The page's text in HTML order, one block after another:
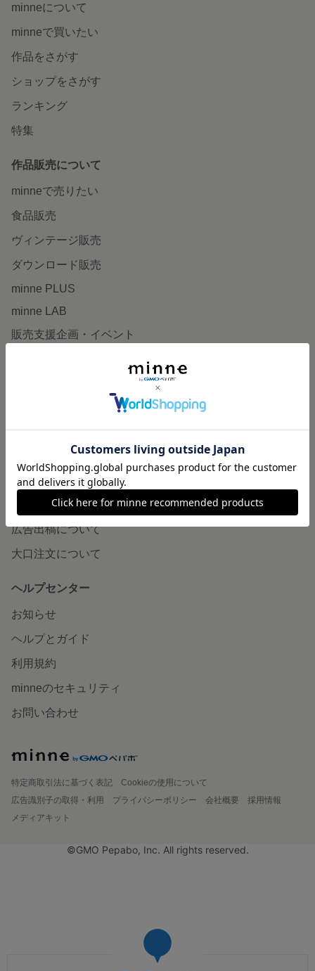
minneについて
minneで買いたい
作品をさがす
ショップをさがす
ランキング
特集
作品販売について
minneで売りたい
食品販売
ヴィンテージ販売
ダウンロード販売
minne PLUS
minne LAB
販売支援企画・イベント
minneとものづくりと
minneの本
企業の方へ
広告出稿について
大口注文について
ヘルプセンター
お知らせ
ヘルプとガイド
利用規約
minneのセキュリティ
お問い合わせ
特定商取引法に基づく表記
Cookieの使用について
広告識別子の取得・利用
プライバシーポリシー 会社概要
採用情報
メディアキット
©GMO Pepabo, Inc. All rights reserved.